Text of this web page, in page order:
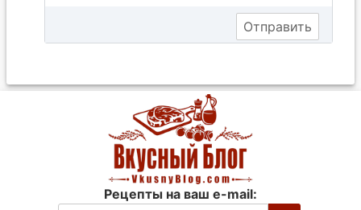
Рецепты на ваш e-mail: